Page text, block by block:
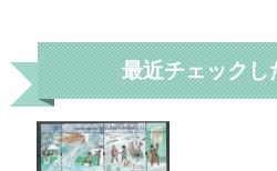
最近チェックし